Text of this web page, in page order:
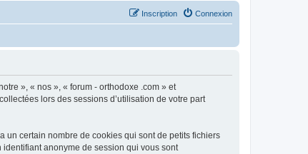
Connexion
Inscription
», « nos », « forum - orthodoxe .com » et
lors des sessions d’utilisation de votre part
un certain nombre de cookies qui sont de petits fichiers
anonyme de session qui vous sont